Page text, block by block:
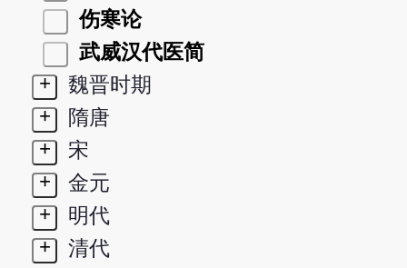
伤寒论
武威汉代医简
+
魏晋时期
+
隋唐
+
宋
+
金元
+
明代
+
清代